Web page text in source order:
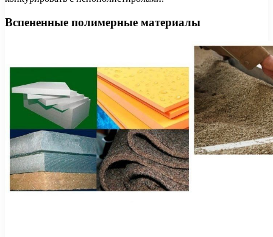
Вспененные полимерные материалы